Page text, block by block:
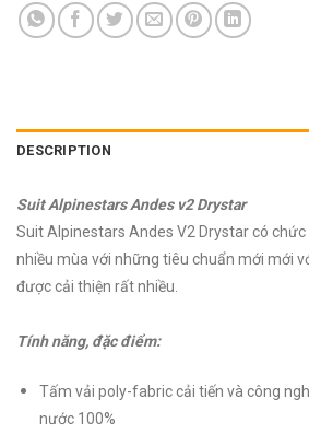
DESCRIPTION
Suit Alpinestars Andes v2 Drystar
Suit Alpinestars Andes V2 Drystar có
nhiều mùa với những tiêu chuẩn mới mới
được cải thiện rất nhiều.
Tính năng, đặc điểm:
Tấm vải poly-fabric cải tiến và công
nước 100%